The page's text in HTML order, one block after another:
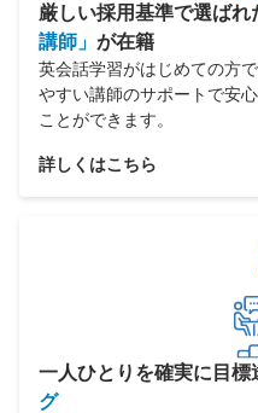
厳しい採用基準で選ばれ
講師」 が在籍
英会話学習がはじめての方
やすい講師のサポートで安
ことができます。
詳しくはこちら
一人ひとりを確実に目標
グ